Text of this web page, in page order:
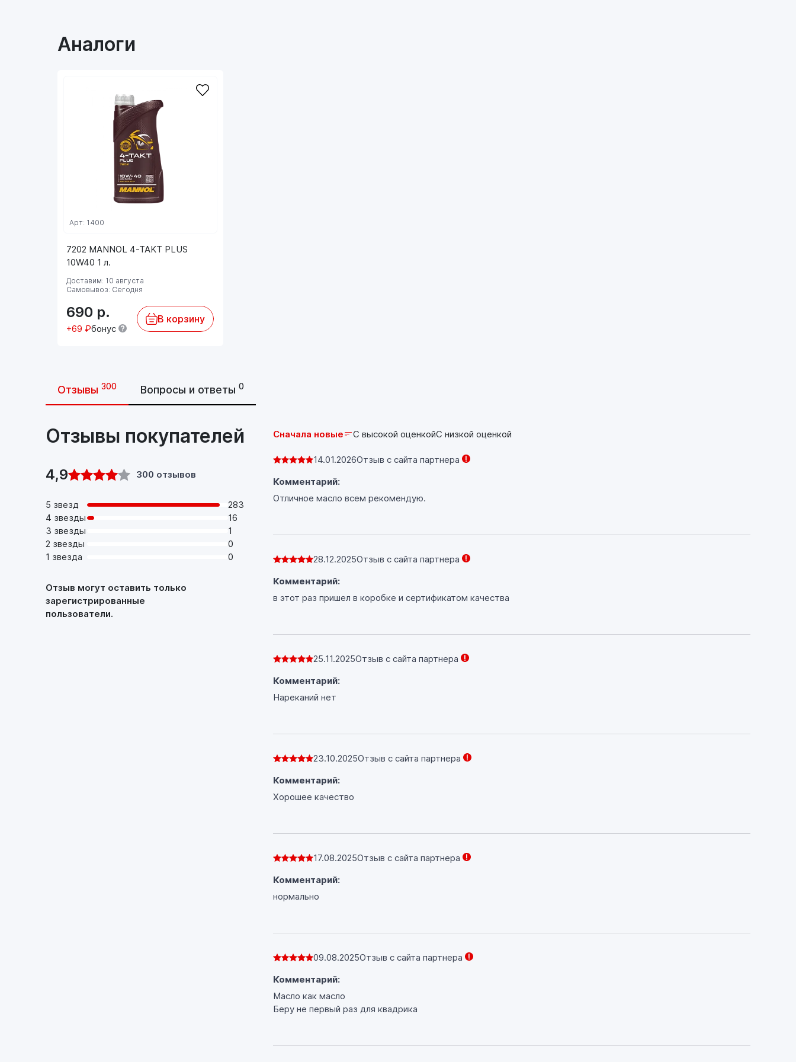
Аналоги
7202 MANNOL 4-TAKT PLUS
10W40 1 л.
Арт: 1400
Доставим: 10 августа
Самовывоз: Сегодня
690 р.
+69 ₽бонус
В корзину
Отзывы 300 Вопросы и ответы 0
Отзывы покупателей
4,9 300 отзывов
5 звезд
283
4 звезды
16
3 звезды
1
2 звезды
0
1 звезда
0
Отзыв могут оставить только
зарегистрированные
пользователи.
Сначала новые С высокой оценкойС низкой оценкой
14.01.2026Отзыв с сайта партнера
Комментарий:
Отличное масло всем рекомендую.
28.12.2025Отзыв с сайта партнера
Комментарий:
в этот раз пришел в коробке и сертификатом качества
25.11.2025Отзыв с сайта партнера
Комментарий:
Нареканий нет
23.10.2025Отзыв с сайта партнера
Комментарий:
Хорошее качество
17.08.2025Отзыв с сайта партнера
Комментарий:
нормально
09.08.2025Отзыв с сайта партнера
Комментарий:
Масло как масло
Беру не первый раз для квадрика